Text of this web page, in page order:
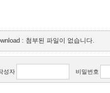
: 첨부된 파일이 없습니다.
성자 비밀번호